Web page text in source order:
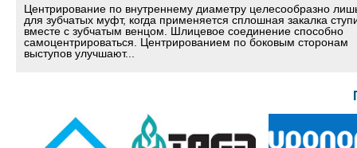
Центрирование по внутреннему диаметру целесообразно
для зубчатых муфт, когда применяется сплошная закалка
вместе с зубчатым венцом. Шлицевое соединение способно
самоцентрироваться. Центрированием по боковым сторонам
выступов улучшают...